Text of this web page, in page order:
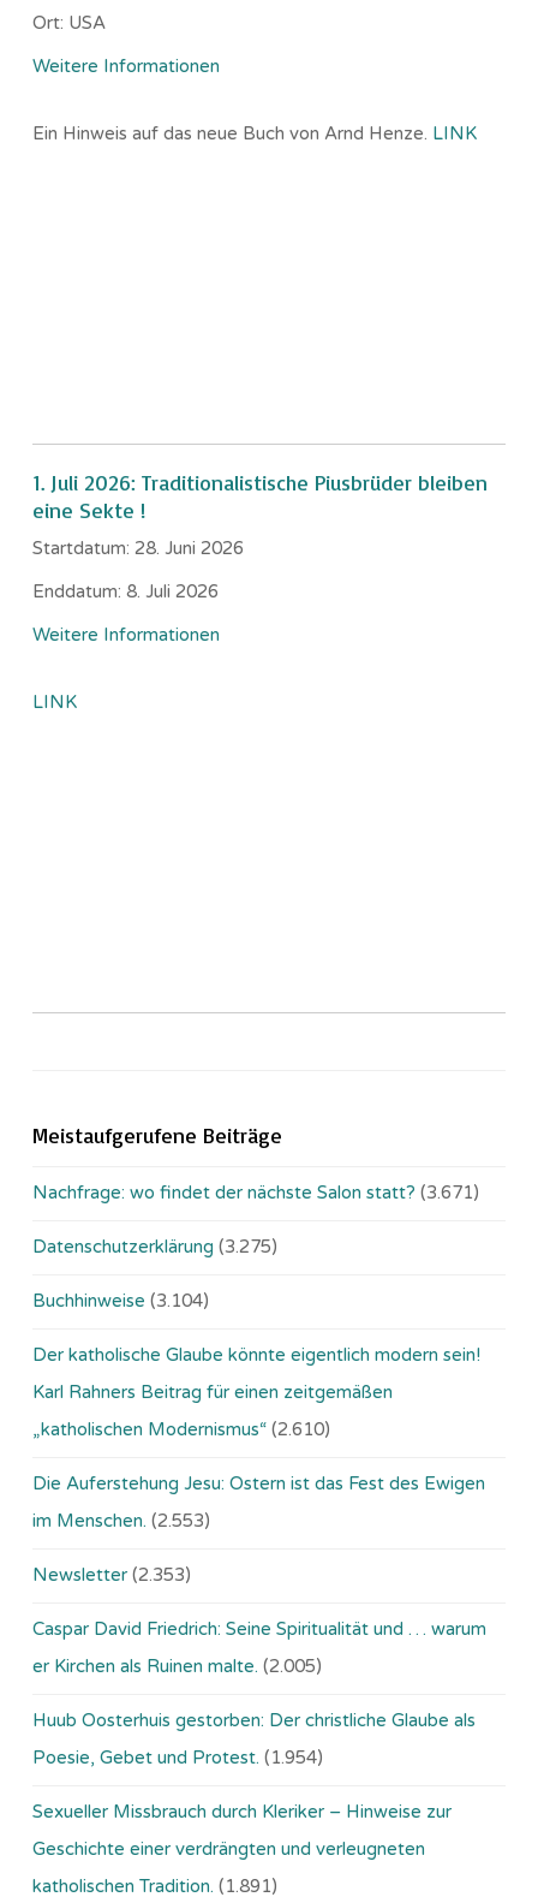
Ort: USA
Weitere Informationen
Ein Hinweis auf das neue Buch von Arnd Henze. LINK
1. Juli 2026: Traditionalistische Piusbrüder bleiben
eine Sekte !
Startdatum: 28. Juni 2026
Enddatum: 8. Juli 2026
Weitere Informationen
LINK
Meistaufgerufene Beiträge
Nachfrage: wo findet der nächste Salon statt? (3.671)
Datenschutzerklärung (3.275)
Buchhinweise (3.104)
Der katholische Glaube könnte eigentlich modern sein!
Karl Rahners Beitrag für einen zeitgemäßen
„katholischen Modernismus“ (2.610)
Die Auferstehung Jesu: Ostern ist das Fest des Ewigen
im Menschen. (2.553)
Newsletter (2.353)
Caspar David Friedrich: Seine Spiritualität und … warum
er Kirchen als Ruinen malte. (2.005)
Huub Oosterhuis gestorben: Der christliche Glaube als
Poesie, Gebet und Protest. (1.954)
Sexueller Missbrauch durch Kleriker – Hinweise zur
Geschichte einer verdrängten und verleugneten
katholischen Tradition. (1.891)